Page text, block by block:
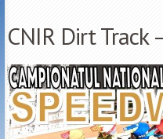
CNIR Dirt Track